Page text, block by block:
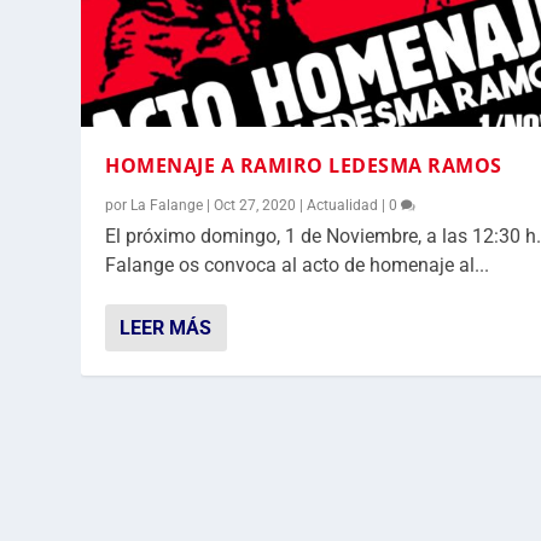
HOMENAJE A RAMIRO LEDESMA RAMOS
por La Falange |Oct 27, 2020 |Actualidad |0
El próximo domingo, 1 de Noviembre, a las 12:30
Falange os convoca al acto de homenaje al...
LEER MÁS